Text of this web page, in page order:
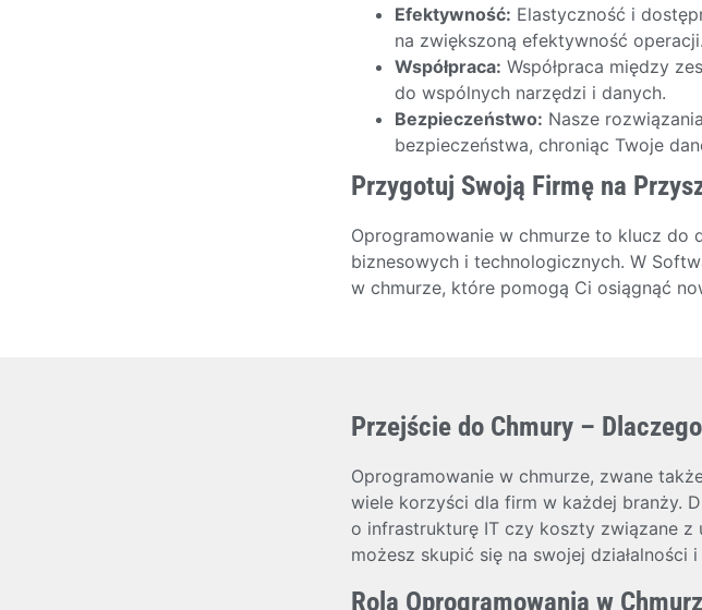
Efektywność: Elastyczność i
na zwiększoną efektywność operacji.
Współpraca: Współpraca między
do wspólnych narzędzi i danych.
Bezpieczeństwo: Nasze
bezpieczeństwa, chroniąc Twoje
Przygotuj Swoją Firmę na
Oprogramowanie w chmurze to klucz do
biznesowych i technologicznych. W
w chmurze, które pomogą Ci osiągnąć
Przejście do Chmury –
Oprogramowanie w chmurze, zwane
wiele korzyści dla firm w każdej branży.
o infrastrukturę IT czy koszty związane
możesz skupić się na swojej działalności
Rola Oprogramowania w